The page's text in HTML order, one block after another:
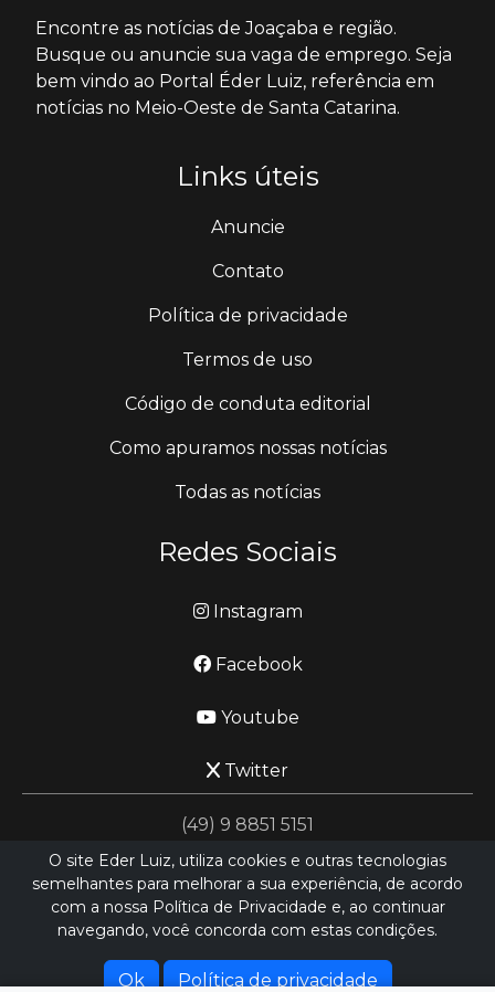
Encontre as notícias de Joaçaba e região.
Busque ou anuncie sua vaga de emprego. Seja
bem vindo ao Portal Éder Luiz, referência em
notícias no Meio-Oeste de Santa Catarina.
Links úteis
Anuncie
Contato
Política de privacidade
Termos de uso
Código de conduta editorial
Como apuramos nossas notícias
Todas as notícias
Redes Sociais
Instagram
Facebook
Youtube
Twitter
(49) 9 8851 5151
jornalismo@ederluiz.com.vc
Hospedado porHEXIO CLOUD
O site Eder Luiz, utiliza cookies e outras tecnologias
semelhantes para melhorar a sua experiência, de acordo
com a nossa Política de Privacidade e, ao continuar
navegando, você concorda com estas condições.
Ok Política de privacidade